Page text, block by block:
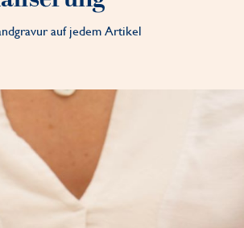
auf jedem Artikel